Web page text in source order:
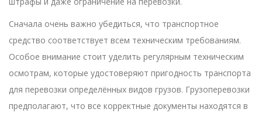
Сначала очень важно убедиться, что транспортное
средство соответствует всем техническим требованиям.
Особое внимание стоит уделить регулярным техническим
осмотрам, которые удостоверяют пригодность транспорта
для перевозки определённых видов грузов. Грузоперевозки
предполагают, что все корректные документы находятся в